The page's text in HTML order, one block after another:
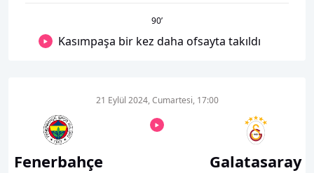
90’
Kasımpaşa bir kez daha ofsayta takıldı
Fenerbahçe
21 Eylül 2024, Cumartesi, 17:00
Galatasaray